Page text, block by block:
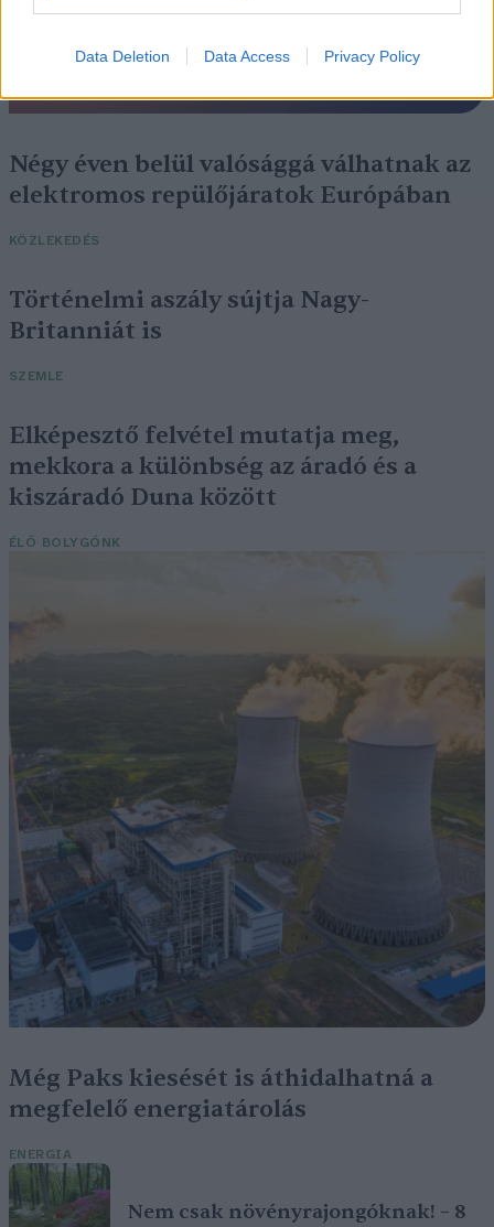
Data Deletion Data Access Privacy Policy
Négy éven belül valósággá válhatnak az
elektromos repülőjáratok Európában
KÖZLEKEDÉS
Történelmi aszály sújtja Nagy-
Britanniát is
SZEMLE
Elképesztő felvétel mutatja meg,
mekkora a különbség az áradó és a
kiszáradó Duna között
ÉLŐ BOLYGÓNK
Még Paks kiesését is áthidalhatná a
megfelelő energiatárolás
ENERGIA
Nem csak növényrajongóknak! – 8